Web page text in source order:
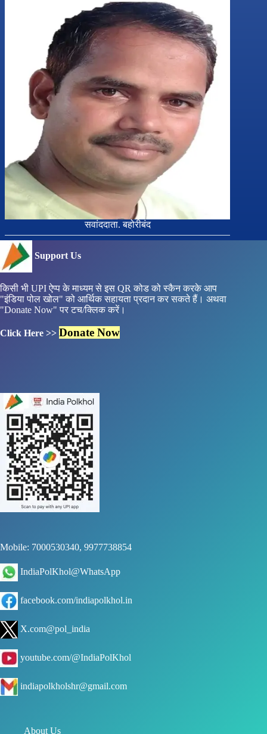
सवांददाता. बहोरीबंद
Support Us
किसी भी UPI ऐप्प के माध्यम से इस QR कोड को स्कैन करके आप
"इंडिया पोल खोल" को आर्थिक सहायता प्रदान कर सकते हैं। अथवा
"Donate Now" पर टच/क्लिक करें।
Click Here >> Donate Now
Mobile: 7000530340, 9977738854
IndiaPolKhol@WhatsApp
facebook.com/indiapolkhol.in
X.com@pol_india
youtube.com/@IndiaPolKhol
indiapolkholshr@gmail.com
About Us